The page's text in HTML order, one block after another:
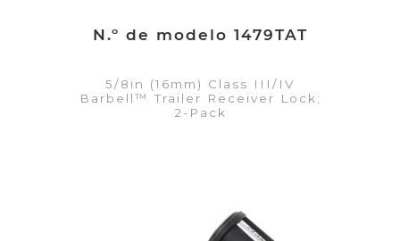
N.º de modelo 1479TAT
5/8in (16mm) Class III/IV
Barbell™ Trailer Receiver Lock;
2-Pack
VER DETALLES